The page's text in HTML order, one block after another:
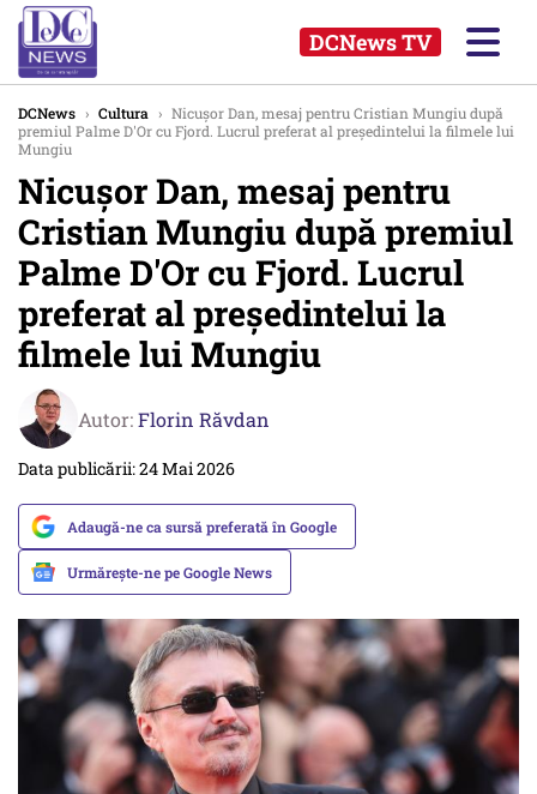
DCNews TV
DCNews › Cultura › Nicuşor Dan, mesaj pentru Cristian Mungiu după
premiul Palme D'Or cu Fjord. Lucrul preferat al preşedintelui la filmele lui
Mungiu
Nicuşor Dan, mesaj pentru
Cristian Mungiu după premiul
Palme D'Or cu Fjord. Lucrul
preferat al preşedintelui la
filmele lui Mungiu
Autor:Florin Răvdan
Data publicării: 24 Mai 2026
Adaugă-ne ca sursă preferată în Google
Urmărește-ne pe Google News